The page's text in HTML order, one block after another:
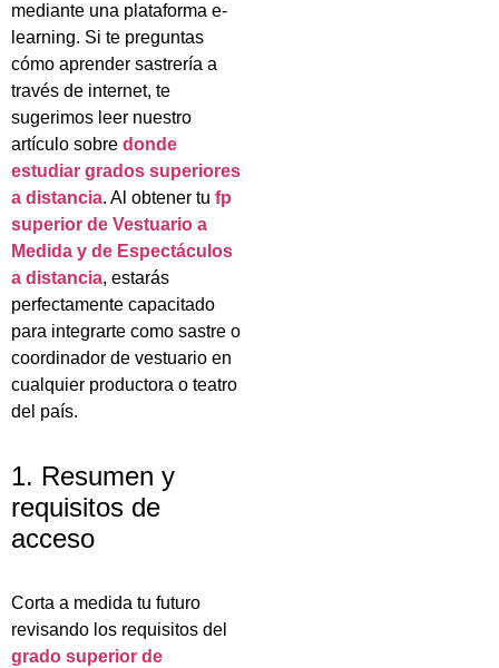
mediante una plataforma e-
learning. Si te preguntas
cómo aprender sastrería a
través de internet, te
sugerimos leer nuestro
artículo sobre donde
estudiar grados superiores
a distancia. Al obtener tu fp
superior de Vestuario a
Medida y de Espectáculos
a distancia, estarás
perfectamente capacitado
para integrarte como sastre o
coordinador de vestuario en
cualquier productora o teatro
del país.
1. Resumen y
requisitos de
acceso
Corta a medida tu futuro
revisando los requisitos del
grado superior de